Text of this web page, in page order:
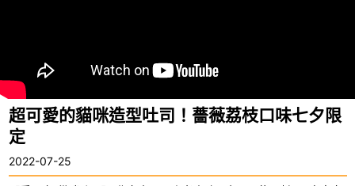
超可愛的貓咪造型吐司！薔薇荔枝口味七夕限
定
2022-07-25